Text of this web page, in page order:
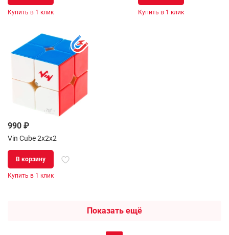
Купить в 1 клик Купить в 1 клик
990 ₽
Vin Cube 2x2x2
В корзину
Купить в 1 клик
Показать ещё